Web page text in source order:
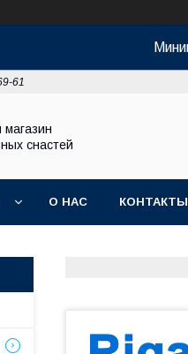
61
снастей
О НАС КОНТАКТЫ